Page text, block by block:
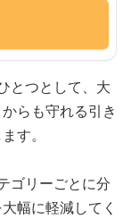
とつとして、大
らも守れる引き
す。
ゴリーごとに分
幅に軽減してく